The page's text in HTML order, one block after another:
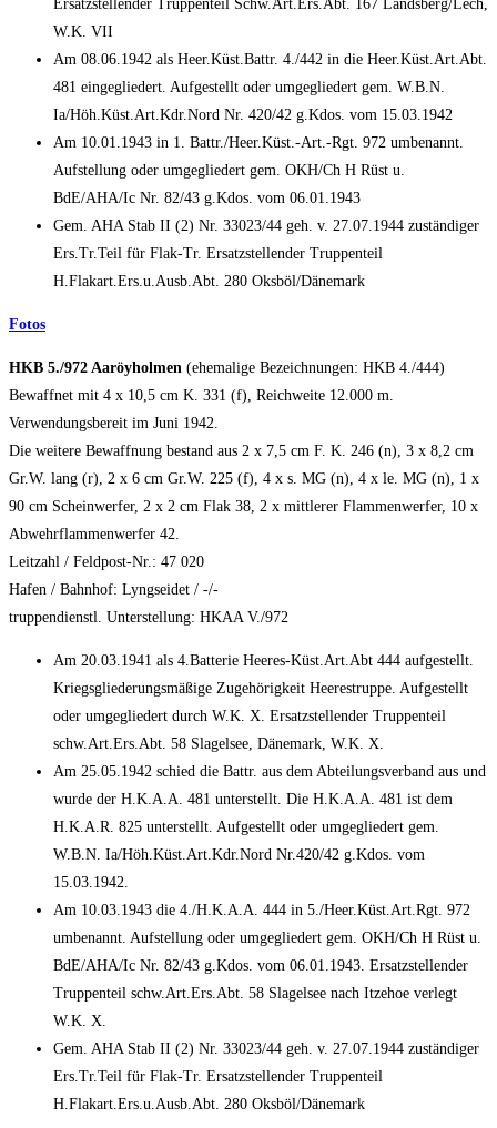
Ersatzstellender Truppenteil Schw.Art.Ers.Abt. 167 Landsberg/Lech,
W.K. VII
Am 08.06.1942 als Heer.Küst.Battr. 4./442 in die Heer.Küst.Art.Abt.
481 eingegliedert. Aufgestellt oder umgegliedert gem. W.B.N.
Ia/Höh.Küst.Art.Kdr.Nord Nr. 420/42 g.Kdos. vom 15.03.1942
Am 10.01.1943 in 1. Battr./Heer.Küst.-Art.-Rgt. 972 umbenannt.
Aufstellung oder umgegliedert gem. OKH/Ch H Rüst u.
BdE/AHA/Ic Nr. 82/43 g.Kdos. vom 06.01.1943
Gem. AHA Stab II (2) Nr. 33023/44 geh. v. 27.07.1944 zuständiger
Ers.Tr.Teil für Flak-Tr. Ersatzstellender Truppenteil
H.Flakart.Ers.u.Ausb.Abt. 280 Oksböl/Dänemark
Fotos
HKB 5./972 Aaröyholmen (ehemalige Bezeichnungen: HKB 4./444)
Bewaffnet mit 4 x 10,5 cm K. 331 (f), Reichweite 12.000 m.
Verwendungsbereit im Juni 1942.
Die weitere Bewaffnung bestand aus 2 x 7,5 cm F. K. 246 (n), 3 x 8,2 cm
Gr.W. lang (r), 2 x 6 cm Gr.W. 225 (f), 4 x s. MG (n), 4 x le. MG (n), 1 x
90 cm Scheinwerfer, 2 x 2 cm Flak 38, 2 x mittlerer Flammenwerfer, 10 x
Abwehrflammenwerfer 42.
Leitzahl / Feldpost-Nr.: 47 020
Hafen / Bahnhof: Lyngseidet / -/-
truppendienstl. Unterstellung: HKAA V./972
Am 20.03.1941 als 4.Batterie Heeres-Küst.Art.Abt 444 aufgestellt.
Kriegsgliederungsmäßige Zugehörigkeit Heerestruppe. Aufgestellt
oder umgegliedert durch W.K. X. Ersatzstellender Truppenteil
schw.Art.Ers.Abt. 58 Slagelsee, Dänemark, W.K. X.
Am 25.05.1942 schied die Battr. aus dem Abteilungsverband aus und
wurde der H.K.A.A. 481 unterstellt. Die H.K.A.A. 481 ist dem
H.K.A.R. 825 unterstellt. Aufgestellt oder umgegliedert gem.
W.B.N. Ia/Höh.Küst.Art.Kdr.Nord Nr.420/42 g.Kdos. vom
15.03.1942.
Am 10.03.1943 die 4./H.K.A.A. 444 in 5./Heer.Küst.Art.Rgt. 972
umbenannt. Aufstellung oder umgegliedert gem. OKH/Ch H Rüst u.
BdE/AHA/Ic Nr. 82/43 g.Kdos. vom 06.01.1943. Ersatzstellender
Truppenteil schw.Art.Ers.Abt. 58 Slagelsee nach Itzehoe verlegt
W.K. X.
Gem. AHA Stab II (2) Nr. 33023/44 geh. v. 27.07.1944 zuständiger
Ers.Tr.Teil für Flak-Tr. Ersatzstellender Truppenteil
H.Flakart.Ers.u.Ausb.Abt. 280 Oksböl/Dänemark